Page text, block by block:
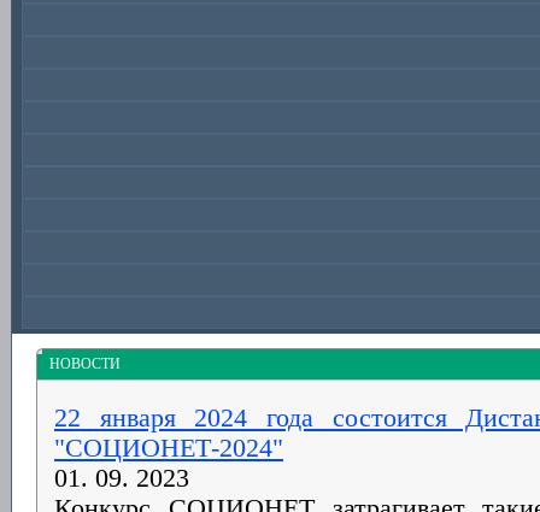
НОВОСТИ
22 января 2024 года состоится
"СОЦИОНЕТ-2024"
01. 09. 2023